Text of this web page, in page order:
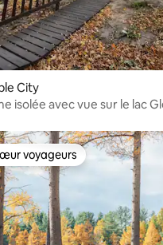
City
isolée avec vue sur le lac
voyageurs
voyageurs